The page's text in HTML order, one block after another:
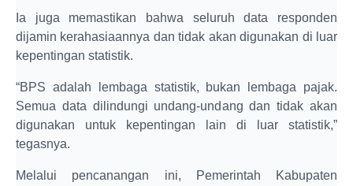
Ia juga memastikan bahwa seluruh data responden
dijamin kerahasiaannya dan tidak akan digunakan di luar
kepentingan statistik.
“BPS adalah lembaga statistik, bukan lembaga pajak.
Semua data dilindungi undang-undang dan tidak akan
digunakan untuk kepentingan lain di luar statistik,”
tegasnya.
Melalui pencanangan ini, Pemerintah Kabupaten